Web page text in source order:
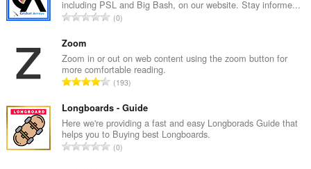
ร
ว
ทั้
ง
ห
ด
:
ค
ะ
น
ร
ว
ม
ทั้
ง
ห
including PSL and Big Bash, on our website. Stay informe...
จำ
น
ค
ะ
น
น
ร
ว
0
Zoom
Zoom in or out on web content using the zoom button for
more comfortable reading.
จำ
ว
น
ค
ะ
193
Longboards - Guide
Here we're providing a fast and easy Longborads Guide that
helps you to Buying best Longboards.
จำ
0